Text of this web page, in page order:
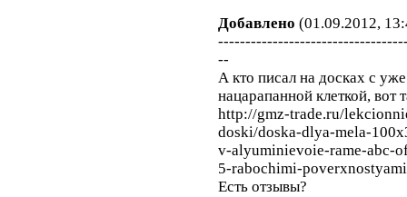
Добавлено (01.09.2012,
--
А кто писал на досках с уже
нацарапанной клеткой, вот
http://gmz-trade.ru/
doski/doska-dlya-mela-
v-alyuminievoie-rame-abc-
5-rabochimi-
Есть отзывы?